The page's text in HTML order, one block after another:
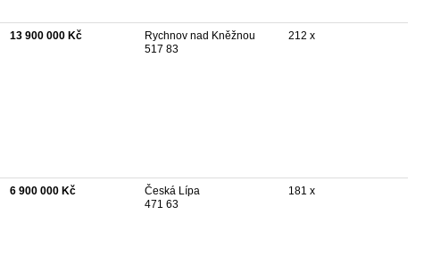
13 900 000 Kč
Rychnov nad Kněžnou
517 83
212 x
6 900 000 Kč
Česká Lípa
471 63
181 x